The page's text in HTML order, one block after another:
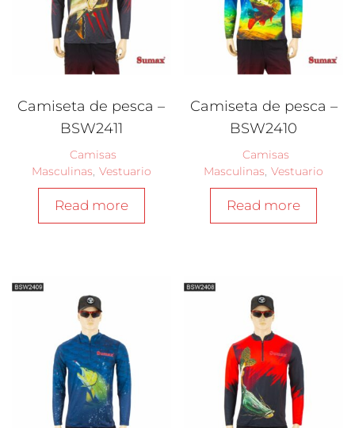
Camiseta de pesca –
BSW2411
Camisas
Masculinas Vestuario
Read more
Camiseta de pesca –
BSW2410
Camisas
Masculinas Vestuario
Read more